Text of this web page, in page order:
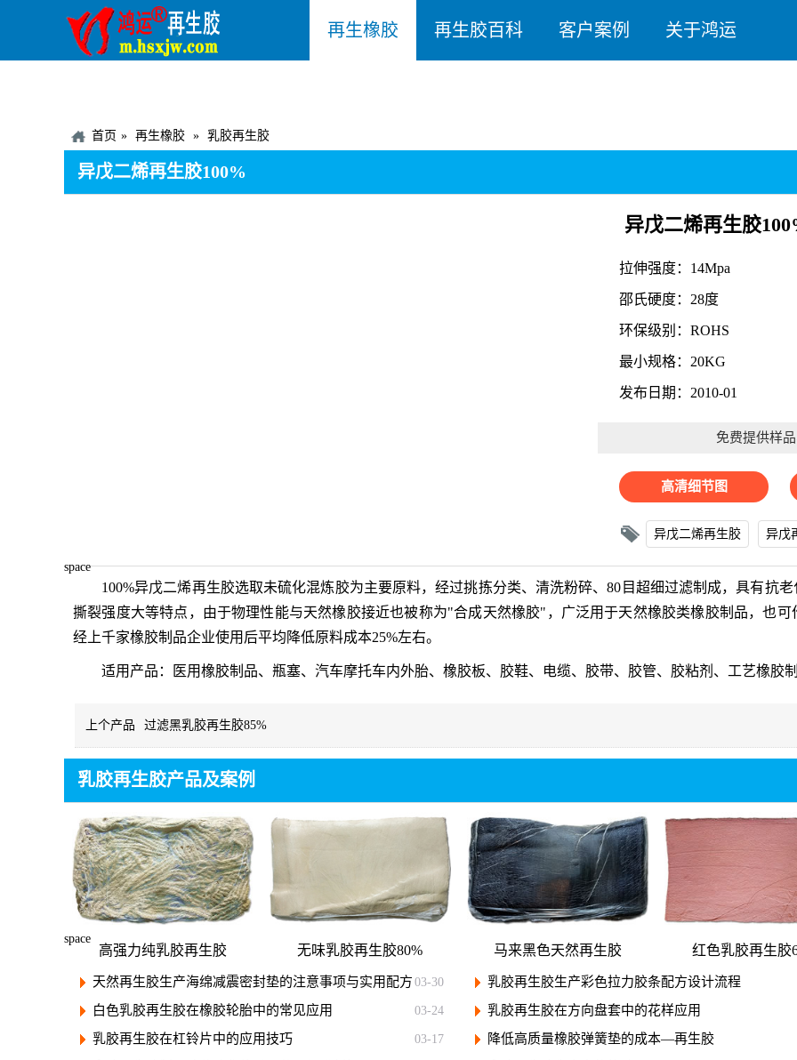
再生橡胶 再生胶百科 客户案例 关于鸿运
首页 再生橡胶 乳胶再生胶
异戊二烯再生胶100%
space
space
异戊二烯再生胶
拉伸强度：14Mpa
邵氏硬度：28度
环保级别：ROHS
最小规格：20KG
发布日期：2010-01
免费提供样
高清细节图
异戊二烯再生胶 异戊
100%异戊二烯再生胶选取未硫化混炼胶为主要原料，经过挑拣分类、清洗粉碎、80目超细过滤制成，具有抗
撕裂强度大等特点，由于物理性能与天然橡胶接近也被称为"合成天然橡胶"，广泛用于天然橡胶类橡胶制品，也
经上千家橡胶制品企业使用后平均降低原料成本25%左右。
适用产品：医用橡胶制品、瓶塞、汽车摩托车内外胎、橡胶板、胶鞋、电缆、胶带、胶管、胶粘剂、工艺橡胶
上个产品 过滤黑乳胶再生胶85%
乳胶再生胶产品及案例
高强力纯乳胶再生胶 无味乳胶再生胶80% 马来黑色天然再生胶 红色乳胶再生胶
03-30
天然再生胶生产海绵减震密封垫的注意事项与实用配方
03-24
白色乳胶再生胶在橡胶轮胎中的常见应用
03-17
乳胶再生胶在杠铃片中的应用技巧
乳胶再生胶生产彩色拉力胶条配方设计流程
乳胶再生胶在方向盘套中的花样应用
降低高质量橡胶弹簧垫的成本—再生胶